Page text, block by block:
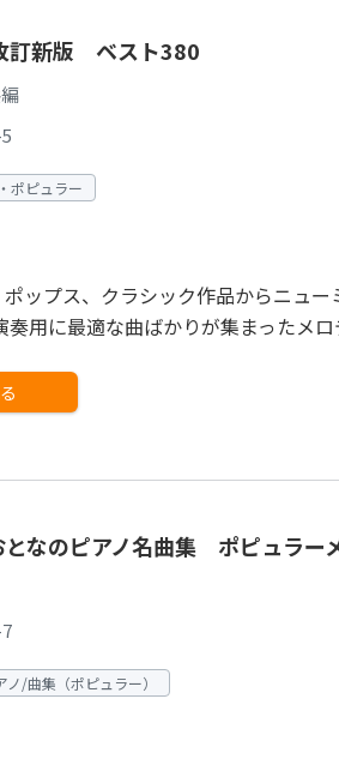
訂新版 ベスト380
ポピュラー
ップス、クラシック作品からニュ
用に最適な曲ばかりが集まったメロ
なのピアノ名曲集 ポピュラー
ノ/曲集（ポピュラー）